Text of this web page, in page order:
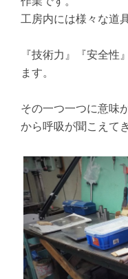
工房内には様々な道
『技術力』『安全性
ます。
その一つ一つに意味
から呼吸が聞こえて